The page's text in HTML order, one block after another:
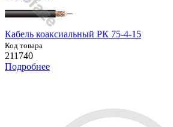
Кабель коаксиальный РК 75-4-15
Код товара
211740
Подробнее